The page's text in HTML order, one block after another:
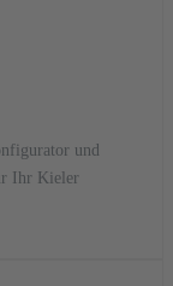
und
Ihr Kieler